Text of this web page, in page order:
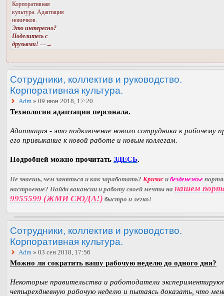
Корпоративная
культура. Адаптация
новичков.
Это интересно?
Поделитесь с
друзьями! —→
Сотрудники, коллектив и руководство.
Корпоративная культура.
Adm » 09 июн 2018, 17:20
Технологии адаптации персонала.
Адаптация - это подключение нового сотрудника к рабочему
его привыкание к новой работе и новым коллегам.
Подробней можно прочитать ЗДЕСЬ.
Не знаешь, чем заняться и как заработать? Кризис и безденежье
настроение? Найди вакансии и работу своей мечты на нашем
9955599 (ЖМИ СЮДА!) быстро и легко!
Сотрудники, коллектив и руководство.
Корпоративная культура.
Adm » 03 сен 2018, 17:56
Можно ли сократить вашу рабочую неделю до одного дня?
Некоторые правительства и работодатели
четырехдневную рабочую неделю и пытаясь доказать, что